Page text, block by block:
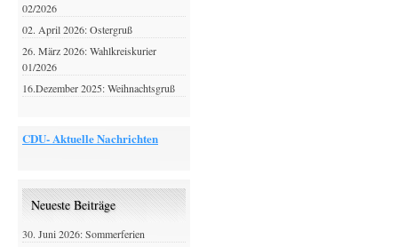
02/2026
02. April 2026: Ostergruß
26. März 2026: Wahlkreiskurier
01/2026
16.Dezember 2025: Weihnachtsgruß
CDU- Aktuelle Nachrichten
Neueste Beiträge
30. Juni 2026: Sommerferien